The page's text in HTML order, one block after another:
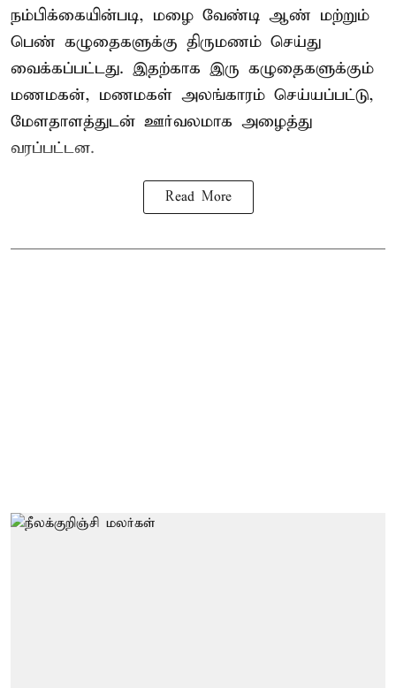
நம்பிக்கையின்படி, மழை வேண்டி ஆண் மற்றும்
பெண் கழுதைகளுக்கு திருமணம் செய்து
வைக்கப்பட்டது. இதற்காக இரு கழுதைகளுக்கும்
மணமகன், மணமகள் அலங்காரம் செய்யப்பட்டு,
மேளதாளத்துடன் ஊர்வலமாக அழைத்து
வரப்பட்டன.
Read More